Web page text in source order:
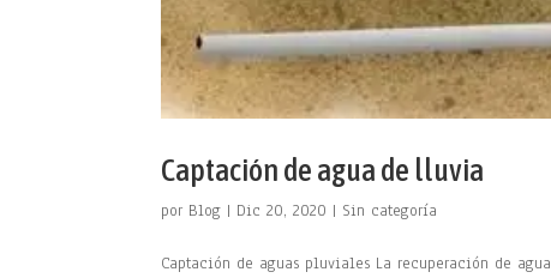
Captación de agua de lluvia
por Blog | Dic 20, 2020 | Sin categoría
Captación de aguas pluviales La recuperación de